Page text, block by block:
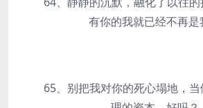
有你的我就已经不再是
65、别把我对你的死心塌地，当